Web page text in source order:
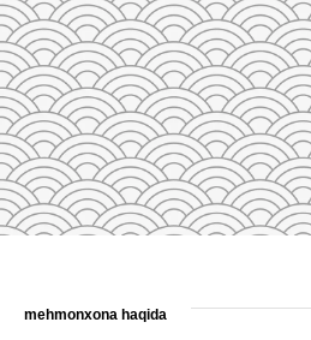
mehmonxona haqida